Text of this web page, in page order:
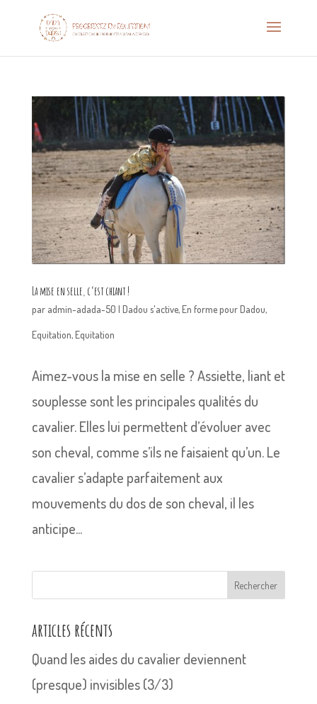
La mise en selle, c’est chiant !
par admin-adada-50 | Dadou s'active,En forme pour Dadou,
Equitation,Equitation
Aimez-vous la mise en selle ? Assiette, liant et
souplesse sont les principales qualités du
cavalier. Elles lui permettent d’évoluer avec
son cheval, comme s’ils ne faisaient qu’un. Le
cavalier s’adapte parfaitement aux
mouvements du dos de son cheval, il les
anticipe...
Rechercher
articles récents
Quand les aides du cavalier deviennent
(presque) invisibles (3/3)